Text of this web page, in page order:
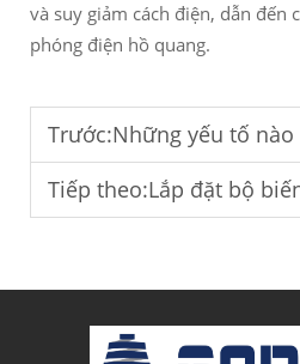
và suy giảm cách điện, dẫn đến
phóng điện hồ quang.
Trước:Những yếu tố nào ảnh hưởng đến hiệu
Tiếp theo:Lắp đặt bộ biến tần (VFD) cho